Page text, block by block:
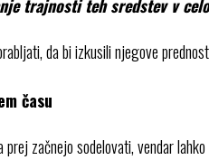
trajnosti teh sredstev v
da bi izkusili njegove
času
začnejo sodelovati, vendar